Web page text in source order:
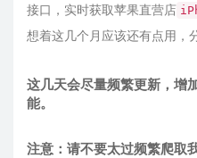
接口，实时获取苹果直营店
想着这几个月应该还有点用，
这几天会尽量频繁更新，增
能。
注意：请不要太过频繁爬取